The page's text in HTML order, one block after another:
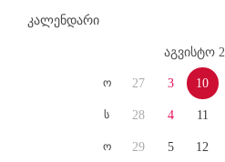
კალენდარი
აგვისტო
ო
ს
ო
27
28
29
3
4
5
10
11
12